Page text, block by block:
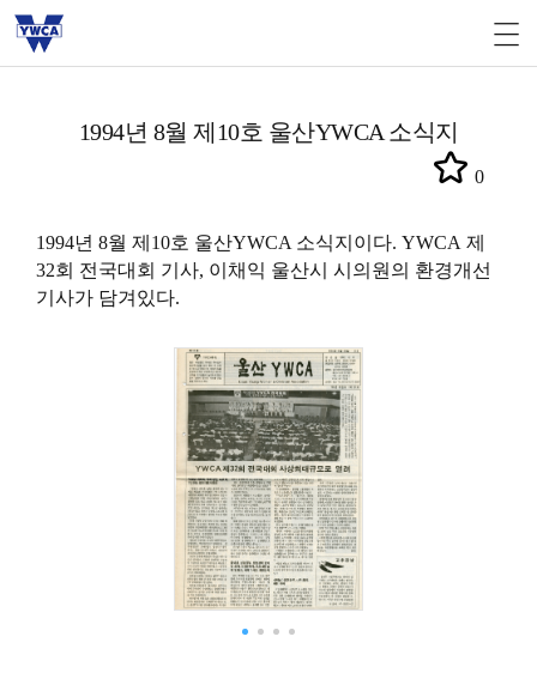
1994년 8월 제10호 울산YWCA 소식지
0
1994년 8월 제10호 울산YWCA 소식지이다. YWCA 제
32회 전국대회 기사, 이채익 울산시 시의원의 환경개선
기사가 담겨있다.